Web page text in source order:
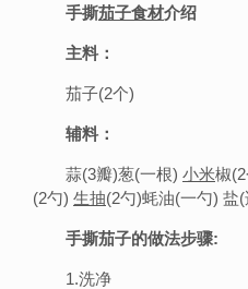
手撕茄子食材介绍
主料：
茄子(2个)
辅料：
蒜(3瓣)葱(一根) 小米椒
(2勺) 生抽(2勺)蚝油(一勺) 盐(
手撕茄子的做法步骤:
1.洗净